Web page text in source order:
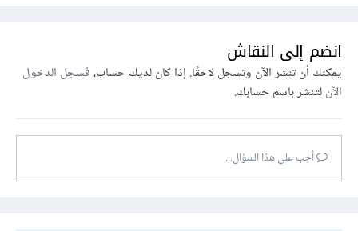
انضم إلى النقاش
يمكنك أن تنشر الآن وتسجل لاحقًا. إذا كان لديك حساب،فسجل الدخول
الآنلتنشر باسم حسابك.
أجب على هذا السؤال...